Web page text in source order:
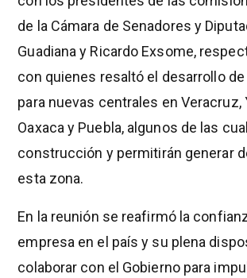
de la Cámara de Senadores y
Guadiana y Ricardo Exsome,
con quienes resaltó el desarrollo
para nuevas centrales en Veracruz,
Oaxaca y Puebla, algunos de las
construcción y permitirán generar
esta zona.
En la reunión se reafirmó la
empresa en el país y su plena
colaborar con el Gobierno para